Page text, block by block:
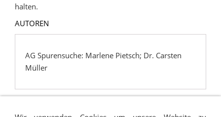
halten.
AUTOREN
AG Spurensuche: Marlene Pietsch; Dr. Carsten
Müller